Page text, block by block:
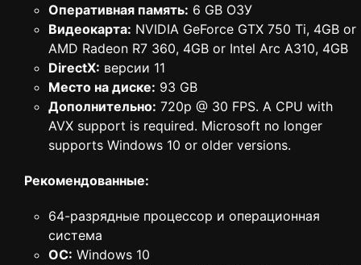
Оперативная память: 6 GB ОЗУ
Видеокарта: NVIDIA GeForce GTX 750 Ti, 4GB or
AMD Radeon R7 360, 4GB or Intel Arc A310, 4GB
DirectX: версии 11
Место на диске: 93 GB
Дополнительно: 720p @ 30 FPS. A CPU with
AVX support is required. Microsoft no longer
supports Windows 10 or older versions.
Рекомендованные:
64-разрядные процессор и операционная
система
ОС: Windows 10